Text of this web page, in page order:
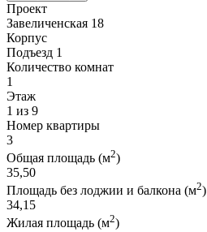
Проект
Завеличенская 18
Корпус
Подъезд 1
Количество комнат
1
Этаж
1 из 9
Номер квартиры
3
Общая площадь (м2)
35,50
Площадь без лоджии и балкона (м2)
34,15
Жилая площадь (м2)